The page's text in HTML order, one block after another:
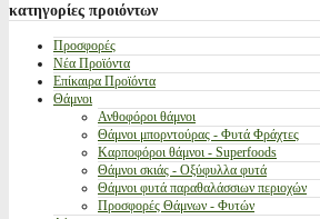
κατηγορίες προιόντων
Προσφορές
Νέα Προϊόντα
Επίκαιρα Προϊόντα
Θάμνοι
Ανθοφόροι θάμνοι
Θάμνοι μπορντούρας - Φυτά Φράχτες
Καρποφόροι θάμνοι - Superfoods
Θάμνοι σκιάς - Οξύφυλλα φυτά
Θάμνοι φυτά παραθαλάσσιων περιοχών
Προσφορές Θάμνων - Φυτών